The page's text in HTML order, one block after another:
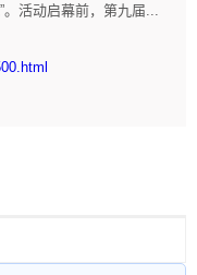
活动启幕前，第九届...